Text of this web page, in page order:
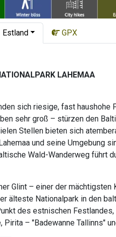
Estland GPX
LAHEMAA
sich riesige, fast
sehr groß – stürzen den
Stellen bieten sich
und seine Umgebung
Wald-Wanderweg führt
Glint – einer der
älteste Nationalpark in den
des estnischen
– "Badewanne Tallinns"